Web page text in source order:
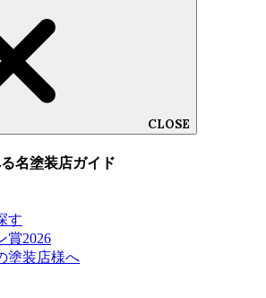
CLOSE
名塗装店ガイド
す
賞2026
塗装店様へ